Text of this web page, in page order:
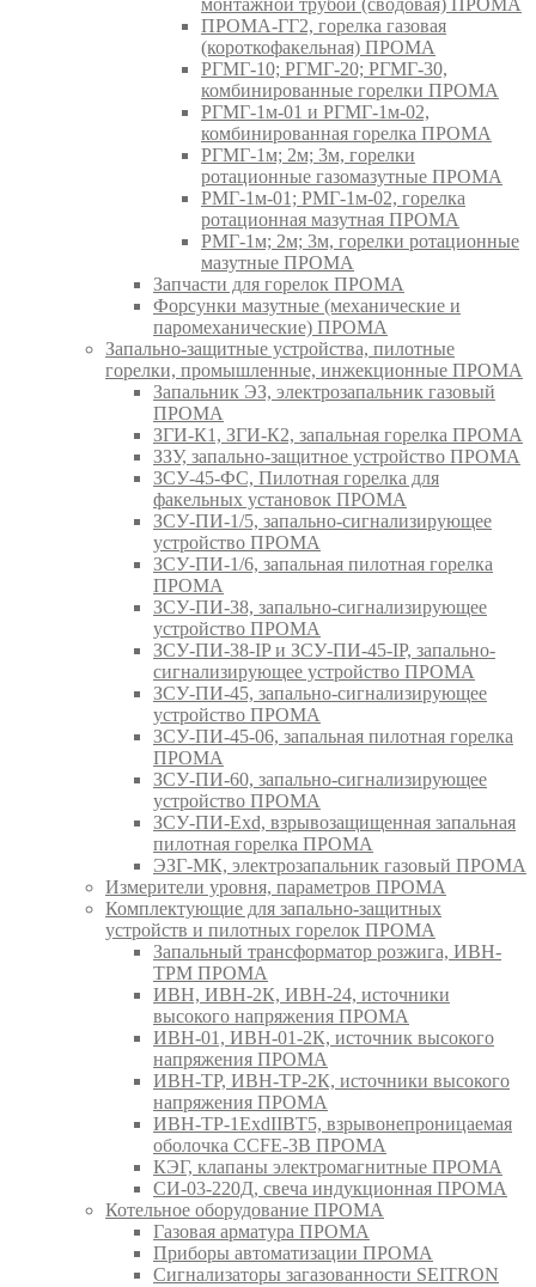
монтажной трубой (сводовая) ПРОМА
ПРОМА-ГГ2, горелка газовая
(короткофакельная) ПРОМА
РГМГ-10; РГМГ-20; РГМГ-30,
комбинированные горелки ПРОМА
РГМГ-1м-01 и РГМГ-1м-02,
комбинированная горелка ПРОМА
РГМГ-1м; 2м; 3м, горелки
ротационные газомазутные ПРОМА
РМГ-1м-01; РМГ-1м-02, горелка
ротационная мазутная ПРОМА
РМГ-1м; 2м; 3м, горелки ротационные
мазутные ПРОМА
Запчасти для горелок ПРОМА
Форсунки мазутные (механические и
паромеханические) ПРОМА
Запально-защитные устройства, пилотные
горелки, промышленные, инжекционные ПРОМА
Запальник ЭЗ, электрозапальник газовый
ПРОМА
ЗГИ-К1, ЗГИ-К2, запальная горелка ПРОМА
ЗЗУ, запально-защитное устройство ПРОМА
ЗСУ-45-ФС, Пилотная горелка для
факельных установок ПРОМА
ЗСУ-ПИ-1/5, запально-сигнализирующее
устройство ПРОМА
ЗСУ-ПИ-1/6, запальная пилотная горелка
ПРОМА
ЗСУ-ПИ-38, запально-сигнализирующее
устройство ПРОМА
ЗСУ-ПИ-38-IP и ЗСУ-ПИ-45-IP, запально-
сигнализирующее устройство ПРОМА
ЗСУ-ПИ-45, запально-сигнализирующее
устройство ПРОМА
ЗСУ-ПИ-45-06, запальная пилотная горелка
ПРОМА
ЗСУ-ПИ-60, запально-сигнализирующее
устройство ПРОМА
ЗСУ-ПИ-Exd, взрывозащищенная запальная
пилотная горелка ПРОМА
ЭЗГ-МК, электрозапальник газовый ПРОМА
Измерители уровня, параметров ПРОМА
Комплектующие для запально-защитных
устройств и пилотных горелок ПРОМА
Запальный трансформатор розжига, ИВН-
ТРМ ПРОМА
ИВН, ИВН-2К, ИВН-24, источники
высокого напряжения ПРОМА
ИВН-01, ИВН-01-2К, источник высокого
напряжения ПРОМА
ИВН-ТР, ИВН-ТР-2К, источники высокого
напряжения ПРОМА
ИВН-ТР-1ExdIIBT5, взрывонепроницаемая
оболочка CCFE-3B ПРОМА
КЭГ, клапаны электромагнитные ПРОМА
СИ-03-220Д, свеча индукционная ПРОМА
Котельное оборудование ПРОМА
Газовая арматура ПРОМА
Приборы автоматизации ПРОМА
Сигнализаторы загазованности SEITRON